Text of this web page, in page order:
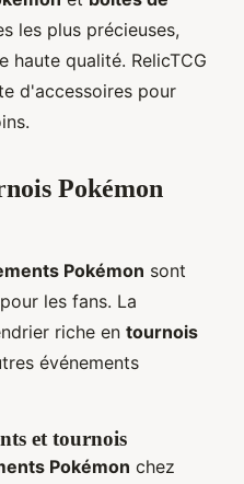
les plus précieuses,
haute qualité. RelicTCG
d'accessoires pour
Pokémon
Pokémon sont
les fans. La
riche en tournois
événements
et tournois
Pokémon chez